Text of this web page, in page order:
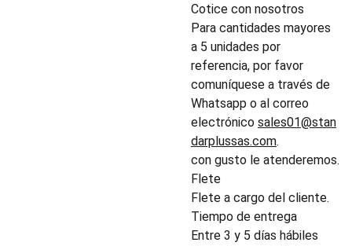
Cotice con nosotros
Para cantidades mayores
a 5 unidades por
referencia, por favor
comuníquese a través de
Whatsapp o al correo
electrónico sales01@stan
darplussas.com.
con gusto le atenderemos.
Flete
Flete a cargo del cliente.
Tiempo de entrega
Entre 3 y 5 días hábiles